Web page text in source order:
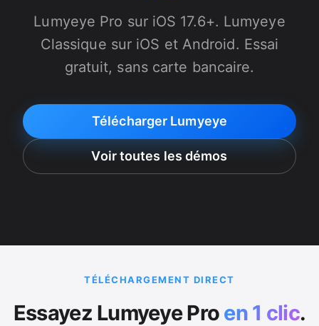
Lumyeye Pro sur iOS 17.6+. Lumyeye
Classique sur iOS et Android. Essai
gratuit, sans carte bancaire.
Télécharger Lumyeye
Voir toutes les démos
TÉLÉCHARGEMENT DIRECT
Essayez Lumyeye Pro en 1 clic.